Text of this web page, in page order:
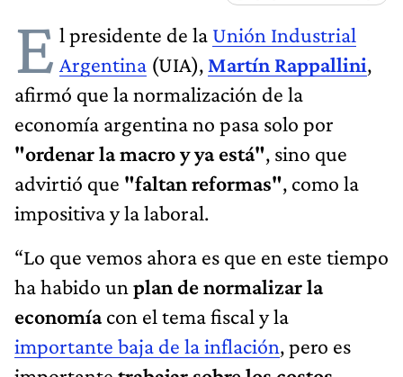
E l presidente de la Unión Industrial
Argentina (UIA), Martín Rappallini,
afirmó que la normalización de la
economía argentina no pasa solo por
"ordenar la macro y ya está", sino que
advirtió que "faltan reformas", como la
impositiva y la laboral.
“Lo que vemos ahora es que en este tiempo
ha habido un plan de normalizar la
economíacon el tema fiscal y la
importante baja de la inflación, pero es